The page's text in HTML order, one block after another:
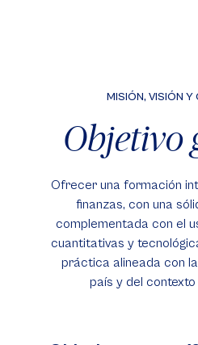
MISIÓN, VISIÓN Y
Objetivo
Ofrecer una formación
finanzas, con una
complementada con el
cuantitativas y
práctica alineada con
país y del